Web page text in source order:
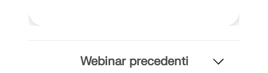
Webinar precedenti